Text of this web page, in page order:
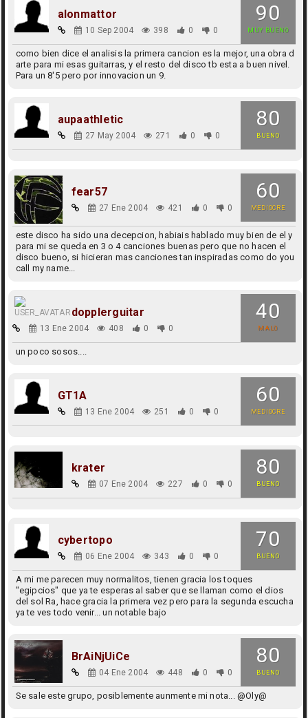
90
MUY BUENO
alonmattor
10 Sep 2004 398 0 0
como bien dice el analisis la primera cancion es la mejor, una obra d
arte para mi esas guitarras, y el resto del disco tb esta a buen nivel.
Para un 8'5 pero por innovacion un 9.
80
BUENO
aupaathletic
27 May 2004 271 0 0
60
MEDIOCRE
fear57
27 Ene 2004 421 0 0
este disco ha sido una decepcion, habiais hablado muy bien de el y
para mi se queda en 3 o 4 canciones buenas pero que no hacen el
disco bueno, si hicieran mas canciones tan inspiradas como do you
call my name...
40
MALO
dopplerguitar
13 Ene 2004 408 0 0
un poco sosos....
60
MEDIOCRE
GT1A
13 Ene 2004 251 0 0
80
BUENO
krater
07 Ene 2004 227 0 0
70
BUENO
cybertopo
06 Ene 2004 343 0 0
A mi me parecen muy normalitos, tienen gracia los toques
"egipcios" que ya te esperas al saber que se llaman como el dios
del sol Ra, hace gracia la primera vez pero para la segunda escucha
ya te ves todo venir... un notable bajo
80
BUENO
BrAiNjUiCe
04 Ene 2004 448 0 0
Se sale este grupo, posiblemente aunmente mi nota... @Oly@